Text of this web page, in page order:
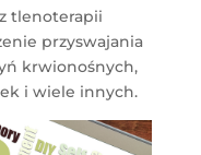
tlenoterapii
przyswajania
krwionośnych,
i wiele innych.